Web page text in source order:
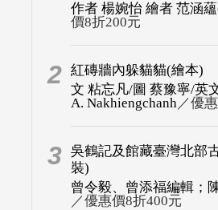
作者 楊婉怡 繪者 范涵
價8折200元
2 紅磚牆內躲貓貓(繪本)
文 粘忘凡/圖 蔡豫寧/英
A. Nakhiengchanh／優
3 吳鶴記及館藏臺灣北部
裝)
曾令毅、曾添福編輯；
／優惠價8折400元